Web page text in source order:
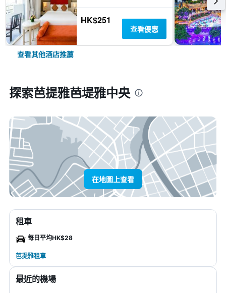
HK$251
查看優惠
查看其他酒店推薦
探索芭提雅芭堤雅中央
在地圖上查看
租車
每日平均HK$28
芭提雅租車
最近的機場